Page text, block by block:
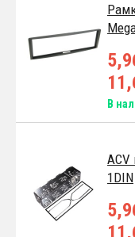
В
ACV
1DIN